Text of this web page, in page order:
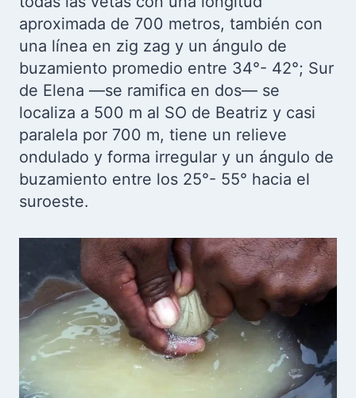
aproximada de 700 metros, también con
una línea en zig zag y un ángulo de
buzamiento promedio entre 34°- 42°; Sur
de Elena —se ramifica en dos— se
localiza a 500 m al SO de Beatriz y casi
paralela por 700 m, tiene un relieve
ondulado y forma irregular y un ángulo de
buzamiento entre los 25°- 55° hacia el
suroeste.